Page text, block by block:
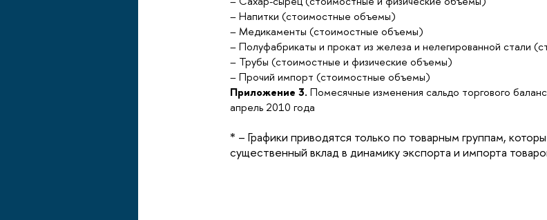
– Напитки (стоимостные объемы)
– Медикаменты (стоимостные объемы)
– Полуфабрикаты и прокат из железа и нелегированной стали
– Трубы (стоимостные и физические объемы)
– Прочий импорт (стоимостные объемы)
Приложение 3. Помесячные изменения сальдо торгового
апрель 2010 года
* – Графики приводятся только по товарным группам,
существенный вклад в динамику экспорта и импорта